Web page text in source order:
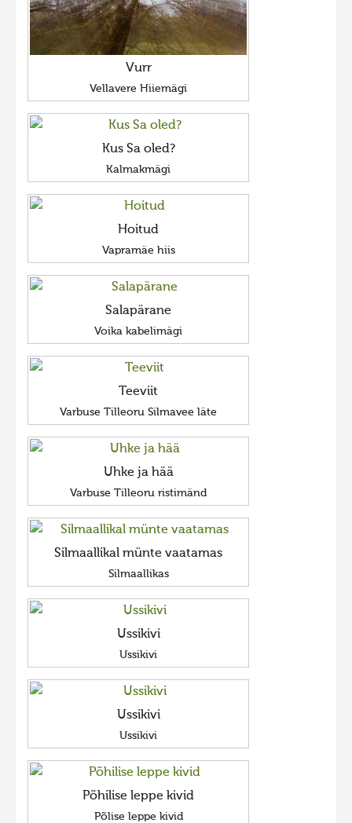
Vurr
Vellavere Hiiemägi
Kus Sa oled?
Kalmakmägi
Hoitud
Vapramäe hiis
Salapärane
Voika kabelimägi
Teeviit
Varbuse Tilleoru Silmavee läte
Uhke ja hää
Varbuse Tilleoru ristimänd
Silmaallikal münte vaatamas
Silmaallikas
Ussikivi
Ussikivi
Ussikivi
Ussikivi
Põhilise leppe kivid
Põlise leppe kivid